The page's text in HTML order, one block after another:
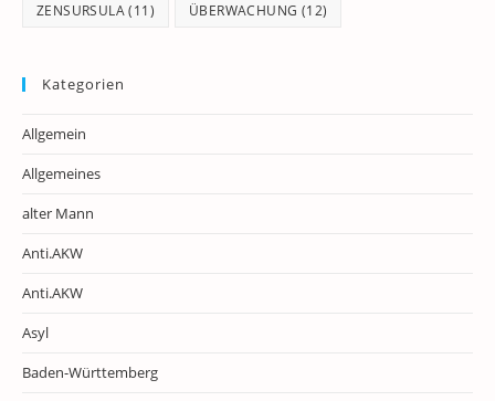
ZENSURSULA(11) ÜBERWACHUNG (12)
Kategorien
Allgemein
Allgemeines
alter Mann
Anti.AKW
Anti.AKW
Asyl
Baden-Württemberg